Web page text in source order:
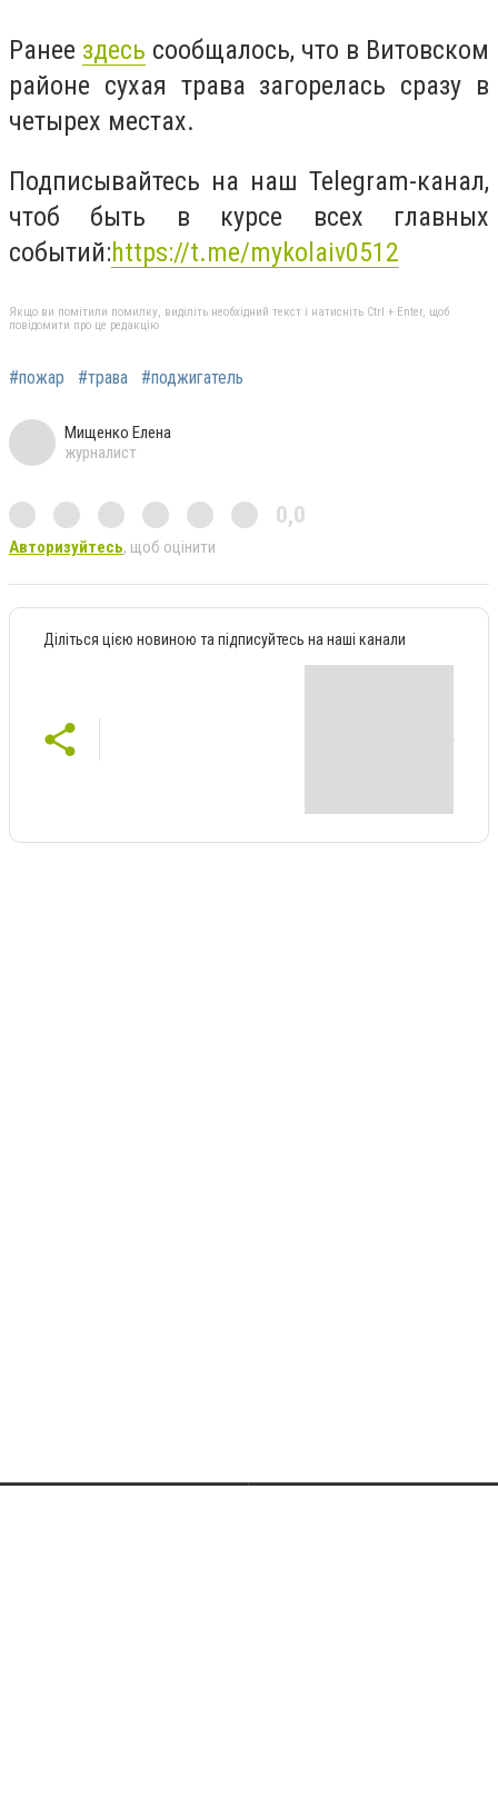
Ранее здесь сообщалось, что в Витовском
районе сухая трава загорелась сразу в
четырех местах.
Подписывайтесь на наш Telegram-канал,
чтоб быть в курсе всех главных
событий:https://t.me/mykolaiv0512
Якщо ви помітили помилку, виділіть необхідний текст і натисніть Ctrl + Enter, щоб
повідомити про це редакцію
#пожар #трава #поджигатель
Мищенко Елена
журналист
0,0
Авторизуйтесь, щоб оцінити
Діліться цією новиною та підписуйтесь на наші канали